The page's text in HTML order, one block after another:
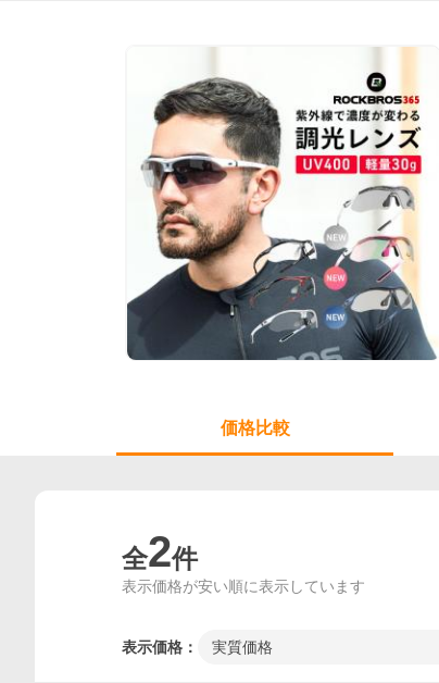
価格比較
全2件
表示価格が安い順に表示しています
表示価格： 実質価格